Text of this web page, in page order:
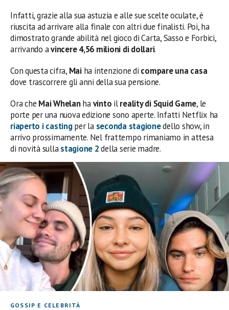
Infatti, grazie alla sua astuzia e alle sue scelte oculate, è
riuscita ad arrivare alla finale con altri due finalisti. Poi, ha
dimostrato grande abilità nel gioco di Carta, Sasso e Forbici,
arrivando avincere 4,56 milioni di dollari.
Con questa cifra, Mai ha intenzione di compare una casa
dove trascorrere gli anni della sua pensione.
Ora che Mai Whelanhavinto ilreality di Squid Game, le
porte per una nuova edizione sono aperte. Infatti Netflix ha
riaperto icasting per la seconda stagionedello show, in
arrivo prossimamente. Nel frattempo rimaniamo in attesa
di novità sullastagione 2della serie madre.
GOSSIP E CELEBRITÀ